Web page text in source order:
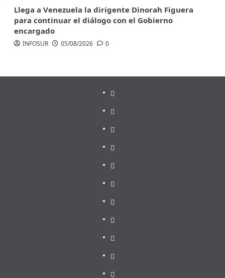
Llega a Venezuela la dirigente Dinorah Figuera
para continuar el diálogo con el Gobierno
encargado
INFOSUR 05/08/2026 0